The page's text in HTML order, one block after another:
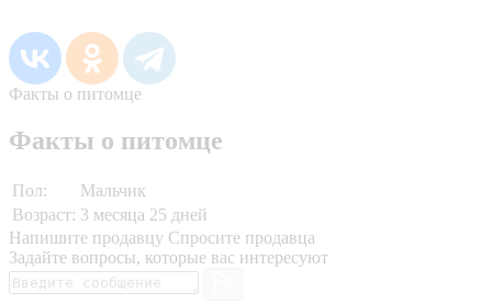
Факты о питомце
Факты о питомце
Пол:
Мальчик
Возраст: 3 месяца 25 дней
Напишите продавцу Спросите продавца
Задайте вопросы, которые вас интересуют